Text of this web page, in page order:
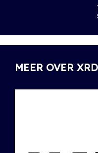
MEER OVER